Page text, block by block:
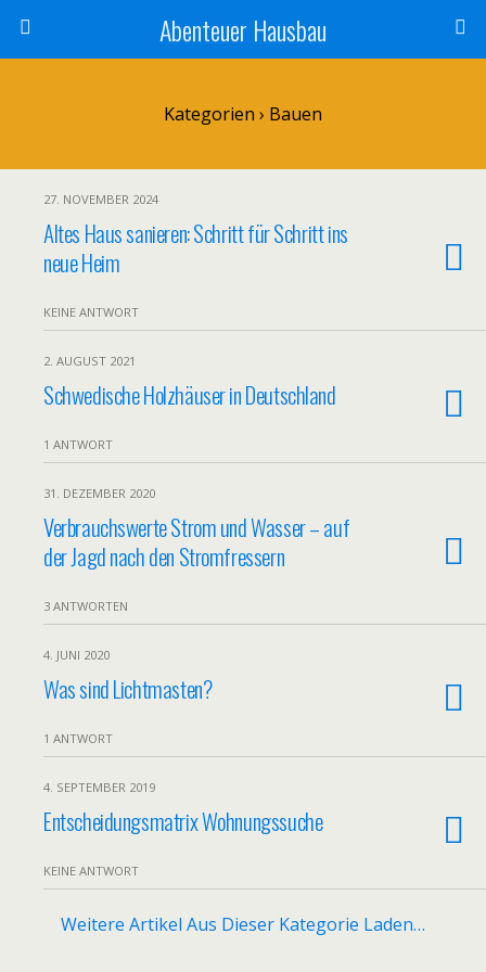
Abenteuer Hausbau
Kategorien › Bauen
27. NOVEMBER 2024
Altes Haus sanieren: Schritt für Schritt ins
neue Heim
KEINE ANTWORT
2. AUGUST 2021
Schwedische Holzhäuser in Deutschland
1 ANTWORT
31. DEZEMBER 2020
Verbrauchswerte Strom und Wasser – auf
der Jagd nach den Stromfressern
3 ANTWORTEN
4. JUNI 2020
Was sind Lichtmasten?
1 ANTWORT
4. SEPTEMBER 2019
Entscheidungsmatrix Wohnungssuche
KEINE ANTWORT
Weitere Artikel Aus Dieser Kategorie Laden…